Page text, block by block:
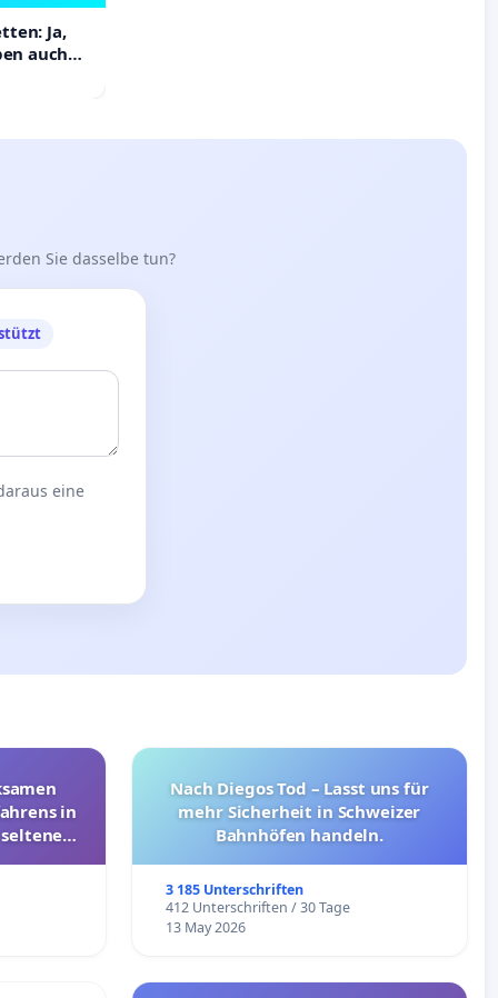
Ja,
auch
Sie dasselbe tun?
eine
in
Nach Diegos Tod – Lasst uns für
mehr Sicherheit in Schweizer
Bahnhöfen handeln.
3 185 Unterschriften
412 Unterschriften / 30 Tage
13 May 2026